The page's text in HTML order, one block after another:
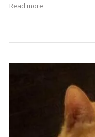
Read more